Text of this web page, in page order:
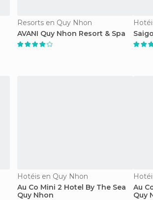
Resorts en Quy Nhon
AVANI Quy Nhon Resort & Spa
Hotéis en Quy Nhon
Au Co Mini 2 Hotel By The Sea
Quy Nhon
Au
Quy